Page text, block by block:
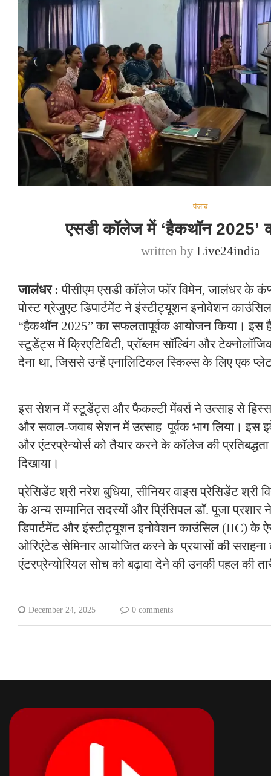
पंजाब
एसडी कॉलेज में ‘हैकथॉन 2025’
written byLive24india
जालंधर :पीसीएम एसडी कॉलेज फॉर विमेन, जालंधर के
पोस्ट ग्रेजुएट डिपार्टमेंट ने इंस्टीट्यूशन इनोवेशन
“हैकथॉन 2025” का सफलतापूर्वक आयोजन किया।
स्टूडेंट्स में क्रिएटिविटी, प्रॉब्लम सॉल्विंग और
देना था, जिससे उन्हें एनालिटिकल स्किल्स के लिए एक
इस सेशन में स्टूडेंट्स और फैकल्टी मेंबर्स ने उत्साह से हिस्सा
और सवाल-जवाब सेशन में उत्साह पूर्वक भाग लिया। इस
और एंटरप्रेन्योर्स को तैयार करने के कॉलेज की
दिखाया।
प्रेसिडेंट श्री नरेश बुधिया, सीनियर वाइस प्रेसिडेंट श्री
के अन्य सम्मानित सदस्यों और प्रिंसिपल डॉ. पूजा
डिपार्टमेंट और इंस्टीट्यूशन इनोवेशन काउंसिल (IIC) के
ओरिएंटेड सेमिनार आयोजित करने के प्रयासों की
एंटरप्रेन्योरियल सोच को बढ़ावा देने की उनकी पहल की
December 24, 2025 0 comments